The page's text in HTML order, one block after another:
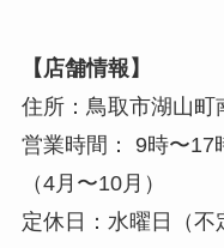
【店舗情報】
住所：鳥取市湖山町
営業時間： 9時〜17
（4月〜10月）
定休日：水曜日（不